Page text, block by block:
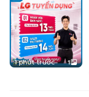
1 phút trước 1